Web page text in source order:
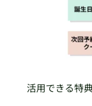
活用できる特